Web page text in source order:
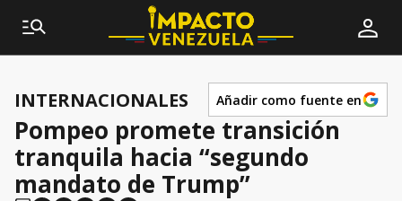
INTERNACIONALES Añadir como fuente en
Pompeo promete transición
tranquila hacia “segundo
mandato de Trump”